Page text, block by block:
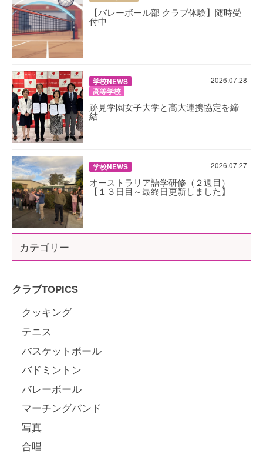
【バレーボール部 クラブ体験】随時受
付中
学校NEWS
高等学校
2026.07.28
跡見学園女子大学と高大連携協定を締
結
学校NEWS 2026.07.27
オーストラリア語学研修（２週目）
【１３日目～最終日更新しました】
カテゴリー
クラブTOPICS
クッキング
テニス
バスケットボール
バドミントン
バレーボール
マーチングバンド
写真
合唱